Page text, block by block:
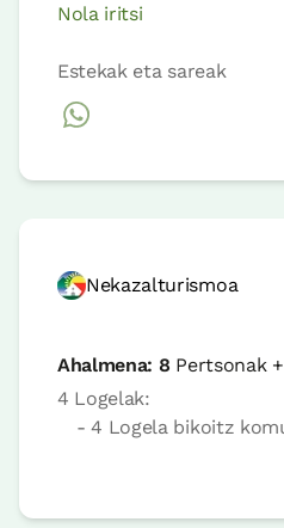
Nola iritsi
Estekak eta sareak
Nekazalturismoa
Ahalmena: 8 Pertsonak
4 Logelak:
- 4 Logela bikoitz